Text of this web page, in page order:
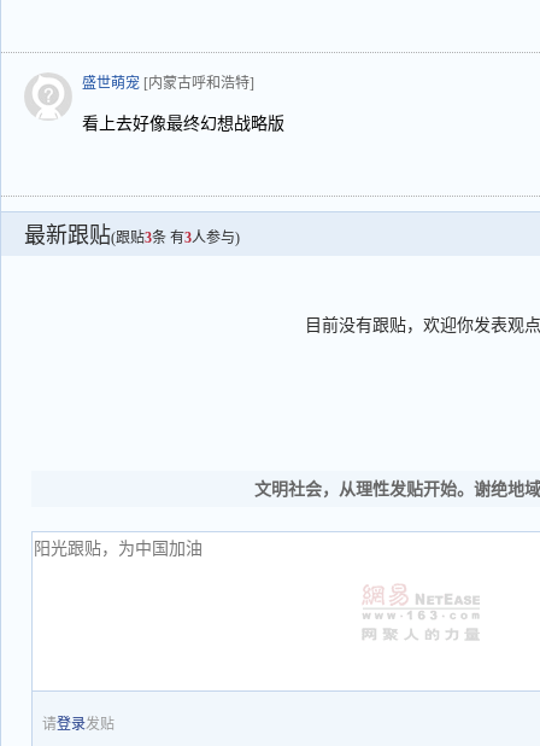
盛世萌宠 [内蒙古呼和浩特]
看上去好像最终幻想战略版
最新跟贴(跟贴3条 有3人参与)
目前没有跟贴，欢迎你发表观点
文明社会，从理性发贴开始。谢绝地
请登录发贴